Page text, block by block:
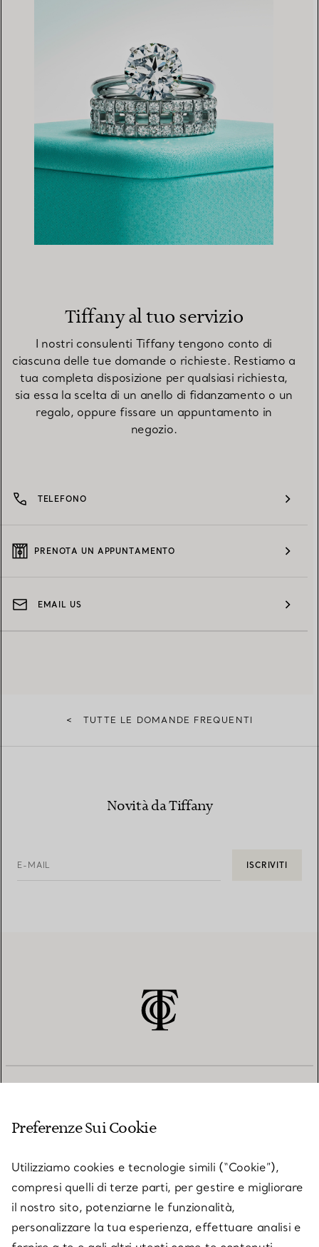
Tiffany al tuo servizio
I nostri consulenti Tiffany tengono conto di
ciascuna delle tue domande o richieste. Restiamo a
tua completa disposizione per qualsiasi richiesta,
sia essa la scelta di un anello di fidanzamento o un
regalo, oppure fissare un appuntamento in
negozio.
TELEFONO
PRENOTA UN APPUNTAMENTO
EMAIL US
< TUTTE LE DOMANDE FREQUENTI
Novità da Tiffany
E-MAIL ISCRIVITI
SU TIFFANY & CO.
Preferenze Sui Cookie
Utilizziamo cookies e tecnologie simili (“Cookie”),
compresi quelli di terze parti, per gestire e migliorare
il nostro sito, potenziarne le funzionalità,
personalizzare la tua esperienza, effettuare analisi e